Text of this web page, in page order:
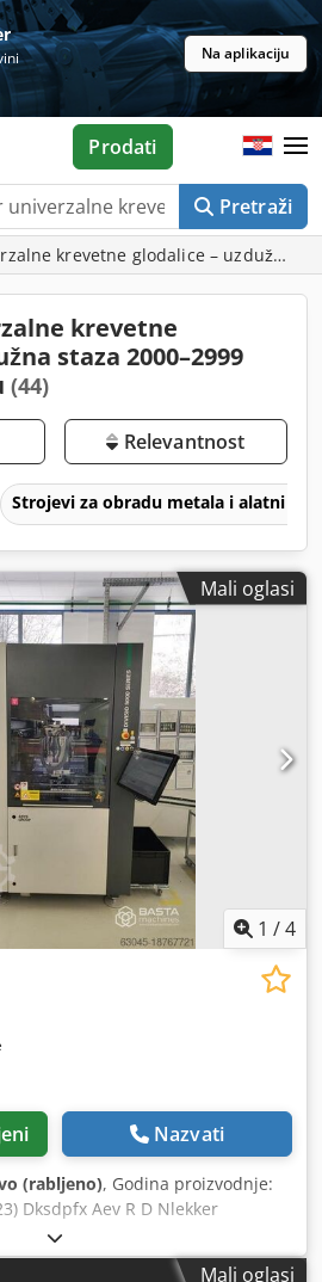
Na aplikaciju
Pretraži
Prodati
krevetne glodalice – uzdužna
krevetne
staza 2000–2999
(44)
Relevantnost
Strojevi za obradu metala i alatni
Mali oglasi
1 /4
Nazvati
(rabljeno), Godina proizvodnje:
Dksdpfx Aev R D Nlekker
Mali oglasi